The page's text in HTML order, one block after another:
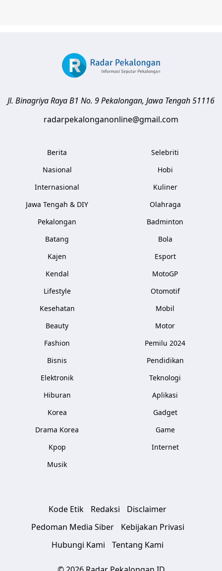
Jl. Binagriya Raya B1 No. 9Pekalongan, Jawa Tengah51116
radarpekalonganonline@gmail.com
Berita
Nasional
Internasional
Jawa Tengah & DIY
Pekalongan
Batang
Kajen
Kendal
Lifestyle
Kesehatan
Beauty
Fashion
Bisnis
Elektronik
Hiburan
Korea
Drama Korea
Kpop
Musik
Selebriti
Hobi
Kuliner
Olahraga
Badminton
Bola
Esport
MotoGP
Otomotif
Mobil
Motor
Pemilu 2024
Pendidikan
Teknologi
Aplikasi
Gadget
Game
Internet
Kode Etik Redaksi
Disclaimer
Pedoman Media Siber
Kebijakan Privasi
Hubungi Kami
Tentang Kami